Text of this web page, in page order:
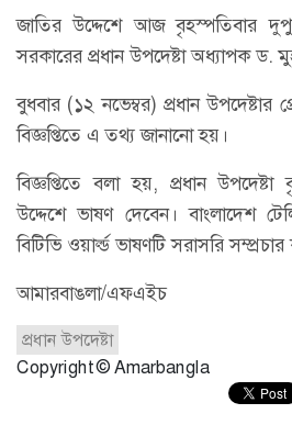
জাতির উদ্দেশে আজ বৃহস্পতিবার
সরকারের প্রধান উপদেষ্টা অধ্যাপক ড.
বুধবার (১২ নভেম্বর) প্রধান
বিজ্ঞপ্তিতে এ তথ্য জানানো হয়।
বিজ্ঞপ্তিতে বলা হয়, প্রধান
উদ্দেশে ভাষণ দেবেন। বাংলাদেশ
বিটিভি ওয়ার্ল্ড ভাষণটি সরাসরি
আমারবাঙলা/এফএইচ
প্রধান উপদেষ্টা
Copyright © Amarbangla